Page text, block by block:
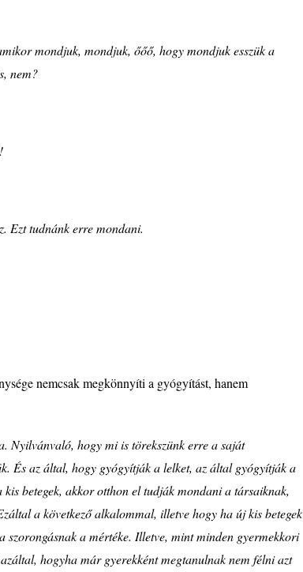
mondjuk, mondjuk, őőő, hogy mondjuk esszük a
nem?
z. Ezt tudnánk erre mondani.
nemcsak megkönnyíti a gyógyítást, hanem
Nyilvánvaló, hogy mi is törekszünk erre a saját
És az által, hogy gyógyítják a lelket, az által gyógyítják a
kis betegek, akkor otthon el tudják mondani a társaiknak,
a következő alkalommal, illetve hogy ha új kis betegek
szorongásnak a mértéke. Illetve, mint minden gyermekkori
hogyha már gyerekként megtanulnak nem félni azt